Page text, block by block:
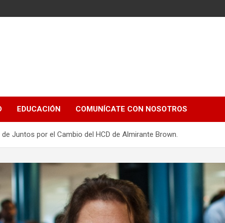
EDUCACIÓN COMUNÍCATE CON NOSOTROS
Juntos por el Cambio del HCD de Almirante Brown.